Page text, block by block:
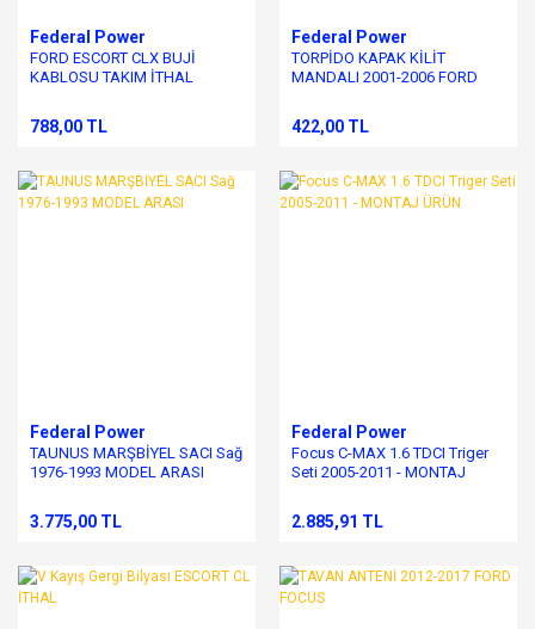
Federal Power
FORD ESCORT CLX BUJİ
KABLOSU TAKIM İTHAL
788,00 TL
Federal Power
TORPİDO KAPAK KİLİT
MANDALI 2001-2006 FORD
422,00 TL
Federal Power
TAUNUS MARŞBİYEL SACI Sağ
1976-1993 MODEL ARASI
3.775,00 TL
Federal Power
Focus C-MAX 1.6 TDCI Triger
Seti 2005-2011 - MONTAJ
2.885,91 TL